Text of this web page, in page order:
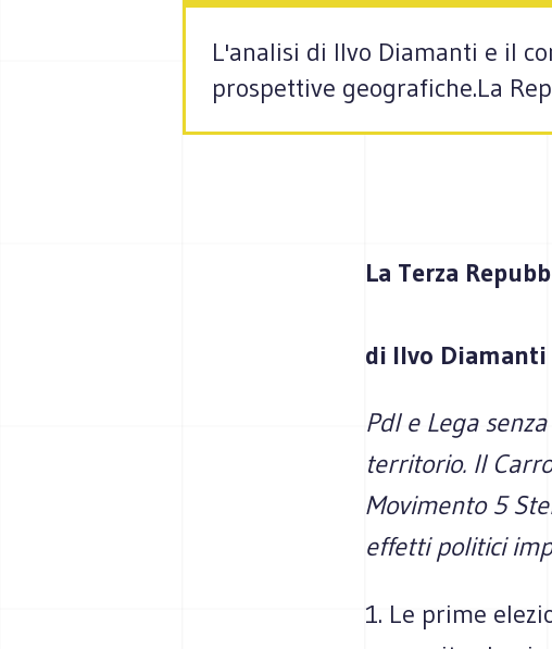
L'analisi di Ilvo Diamanti e il
prospettive geografiche.La
La Terza
di Ilvo Diamanti
Pdl e Lega
territorio. Il
Movimento 5
effetti politici
1. Le prime